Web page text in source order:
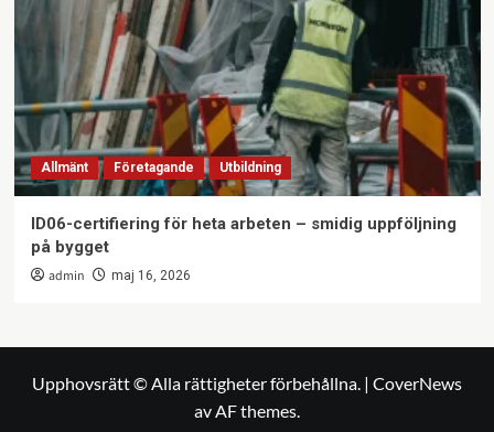
Allmänt Företagande Utbildning
ID06-certifiering för heta arbeten – smidig uppföljning
på bygget
admin maj 16, 2026
Upphovsrätt © Alla rättigheter förbehållna. | CoverNews
av AF themes.